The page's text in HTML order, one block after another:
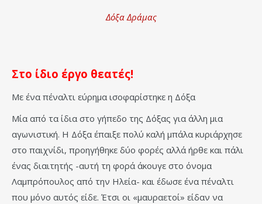
Δόξα Δράμας
Στο ίδιο έργο θεατές!
Με ένα πέναλτι εύρημα ισοφαρίστηκε η Δόξα
Μία από τα ίδια στο γήπεδο της Δόξας για άλλη μια
αγωνιστική. Η Δόξα έπαιξε πολύ καλή μπάλα κυριάρχησε
στο παιχνίδι, προηγήθηκε δύο φορές αλλά ήρθε και πάλι
ένας διαιτητής -αυτή τη φορά άκουγε στο όνομα
Λαμπρόπουλος από την Ηλεία- και έδωσε ένα πέναλτι
που μόνο αυτός είδε. Έτσι οι «μαυραετοί» είδαν να